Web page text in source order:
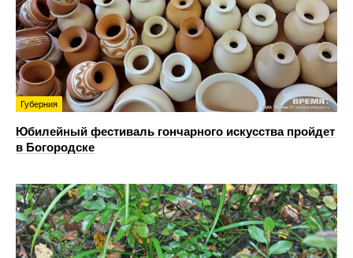
Губерния
Юбилейный фестиваль гончарного искусства пройдет
в Богородске